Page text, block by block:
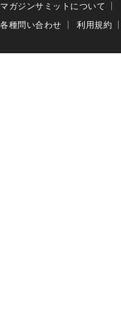
マガジンサミットについて
各種問い合わせ
利用規約